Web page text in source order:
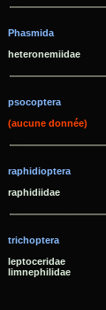
Phasmida
heteronemiidae
psocoptera
(aucune donnée)
raphidioptera
raphidiidae
trichoptera
leptoceridae
limnephilidae